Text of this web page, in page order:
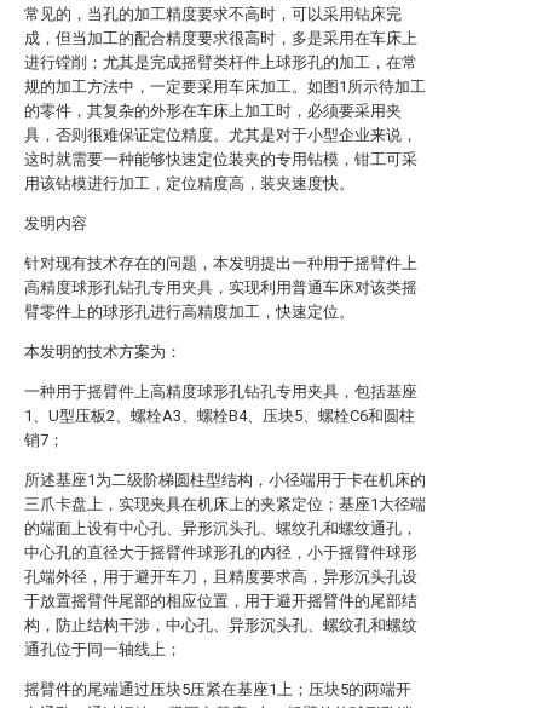
常见的，当孔的加工精度要求不高时，可以采用钻床完
成，但当加工的配合精度要求很高时，多是采用在车床上
进行镗削；尤其是完成摇臂类杆件上球形孔的加工，在常
规的加工方法中，一定要采用车床加工。如图1所示待加工
的零件，其复杂的外形在车床上加工时，必须要采用夹
具，否则很难保证定位精度。尤其是对于小型企业来说，
这时就需要一种能够快速定位装夹的专用钻模，钳工可采
用该钻模进行加工，定位精度高，装夹速度快。
发明内容
针对现有技术存在的问题，本发明提出一种用于摇臂件上
高精度球形孔钻孔专用夹具，实现利用普通车床对该类摇
臂零件上的球形孔进行高精度加工，快速定位。
本发明的技术方案为：
一种用于摇臂件上高精度球形孔钻孔专用夹具，包括基座
1、U型压板2、螺栓A3、螺栓B4、压块5、螺栓C6和圆柱
销7；
所述基座1为二级阶梯圆柱型结构，小径端用于卡在机床的
三爪卡盘上，实现夹具在机床上的夹紧定位；基座1大径端
的端面上设有中心孔、异形沉头孔、螺纹孔和螺纹通孔，
中心孔的直径大于摇臂件球形孔的内径，小于摇臂件球形
孔端外径，用于避开车刀，且精度要求高，异形沉头孔设
于放置摇臂件尾部的相应位置，用于避开摇臂件的尾部结
构，防止结构干涉，中心孔、异形沉头孔、螺纹孔和螺纹
通孔位于同一轴线上；
摇臂件的尾端通过压块5压紧在基座1上；压块5的两端开